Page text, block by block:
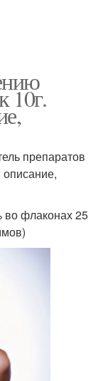
10г.
препаратов
во флаконах 25